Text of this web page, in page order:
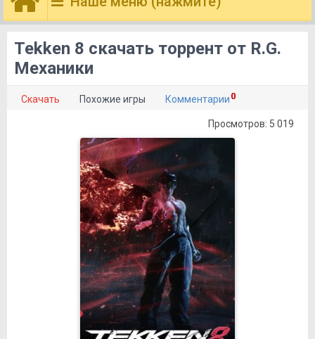
Tekken 8 скачать торрент от R.G.
Механики
Скачать Похожие игры Комментарии 0
Просмотров: 5 019